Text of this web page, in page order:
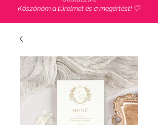
Köszönöm a türelmet és a megértést! 🤍